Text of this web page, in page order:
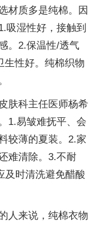
材质多是纯棉。因
吸湿性好，接触到
。2.保温性/透气
生性好。纯棉织物
肤科主任医师杨希
1.易皱难抚平、会
较薄的夏装。2.家
难清除。3.不耐
及时清洗避免醋酸
人来说，纯棉衣物